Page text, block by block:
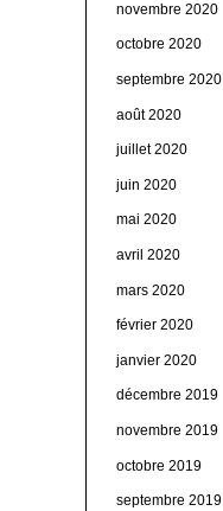
novembre 2020
octobre 2020
septembre 2020
août 2020
juillet 2020
juin 2020
mai 2020
avril 2020
mars 2020
février 2020
janvier 2020
décembre 2019
novembre 2019
octobre 2019
septembre 2019